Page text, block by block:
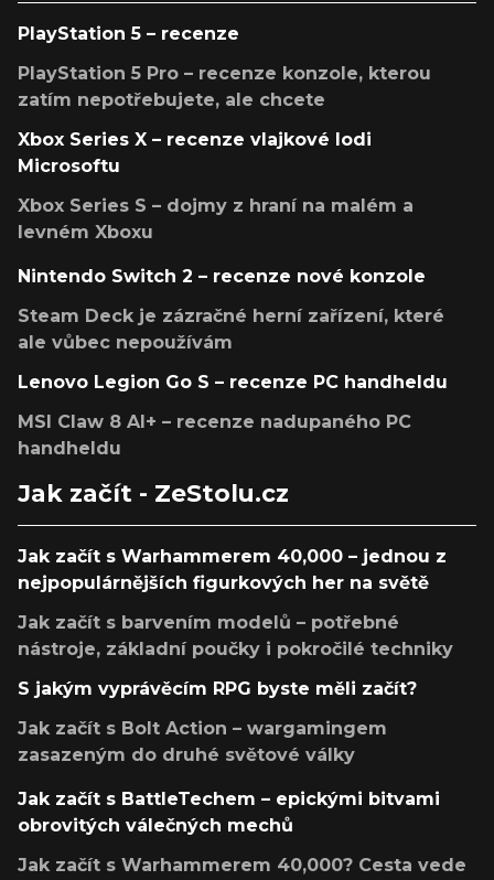
PlayStation 5 – recenze
PlayStation 5 Pro – recenze konzole, kterou
zatím nepotřebujete, ale chcete
Xbox Series X – recenze vlajkové lodi
Microsoftu
Xbox Series S – dojmy z hraní na malém a
levném Xboxu
Nintendo Switch 2 – recenze nové konzole
Steam Deck je zázračné herní zařízení, které
ale vůbec nepoužívám
Lenovo Legion Go S – recenze PC handheldu
MSI Claw 8 AI+ – recenze nadupaného PC
handheldu
Jak začít - ZeStolu.cz
Jak začít s Warhammerem 40,000 – jednou z
nejpopulárnějších figurkových her na světě
Jak začít s barvením modelů – potřebné
nástroje, základní poučky i pokročilé techniky
S jakým vyprávěcím RPG byste měli začít?
Jak začít s Bolt Action – wargamingem
zasazeným do druhé světové války
Jak začít s BattleTechem – epickými bitvami
obrovitých válečných mechů
Jak začít s Warhammerem 40,000? Cesta vede